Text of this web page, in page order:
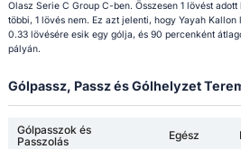
Olasz Serie C Group C-ben. Összesen 1 lövést
többi, 1 lövés nem. Ez azt jelenti, hogy Yayah
0.33 lövésére esik egy gólja, és 90 percenként
pályán.
Gólpassz, Passz és Gólhelyzet
Gólpasszok és
Passzolás
Egész